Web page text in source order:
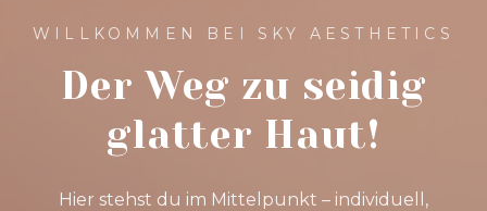
WILLKOMMEN BEI SKY AESTHETICS
Der Weg zu seidig
glatter Haut!
Hier stehst du im Mittelpunkt – individuell,